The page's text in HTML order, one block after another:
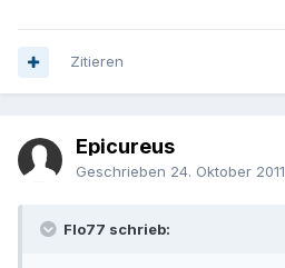
Zitieren
Epicureus
Geschrieben 24. Oktober 2011
Flo77 schrieb: